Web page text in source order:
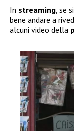
In streaming, se
bene andare a
alcuni video della